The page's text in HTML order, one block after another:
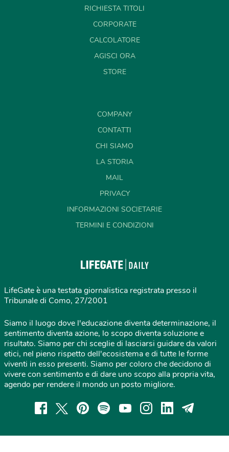
RICHIESTA TITOLI
CORPORATE
CALCOLATORE
AGISCI ORA
STORE
COMPANY
CONTATTI
CHI SIAMO
LA STORIA
MAIL
PRIVACY
INFORMAZIONI SOCIETARIE
TERMINI E CONDIZIONI
LifeGate è una testata giornalistica registrata presso il
Tribunale di Como, 27/2001
Siamo il luogo dove l'educazione diventa determinazione, il
sentimento diventa azione, lo scopo diventa soluzione e
risultato. Siamo per chi sceglie di lasciarsi guidare da valori
etici, nel pieno rispetto dell'ecosistema e di tutte le forme
viventi in esso presenti. Siamo per coloro che decidono di
vivere con sentimento e di dare uno scopo alla propria vita,
agendo per rendere il mondo un posto migliore.